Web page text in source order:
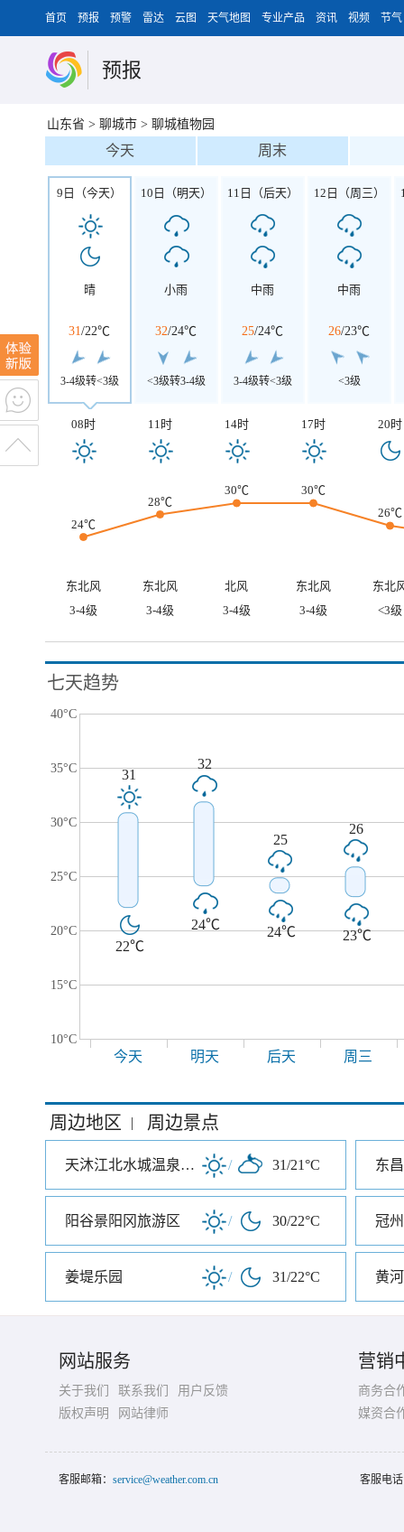
首页 预报 预警 雷达 云图 天气地图 专业产品 资讯 视频 节气
预报
山东省 > 聊城市 > 聊城植物园
今天 周末
9日（今天）
晴
31/22℃
3-4级转<3级
10日（明天）
小雨
32/24℃
<3级转3-4级
11日（后天）
中雨
25/24℃
3-4级转<3级
12日（周三）
中雨
26/23℃
<3级
08时 11时 14时 17时 20时
24℃
28℃
30℃
30℃
26℃
东北风 东北风 北风 东北风
东北
3-4级
3-4级 3-4级 3-4级 <3级
七天趋势
40°C
35°C
30°C
25°C
20°C
15°C
10°C
31
22℃
32
24℃
25
24℃
26
23℃
今天 明天 后天 周三
周边地区 | 周边景点
天沐江北水城温泉度假村 / 31/21°C 东
阳谷景阳冈旅游区 / 30/22°C 冠
姜堤乐园 / 31/22°C
网站服务
关于我们 联系我们
用户反馈
版权声明
网站律师
营销
商务合
媒资合
客服邮箱： service@weather.com.cn 客服电